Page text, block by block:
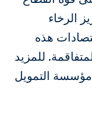
الرخاء
هذه
للمزيد
التمويل